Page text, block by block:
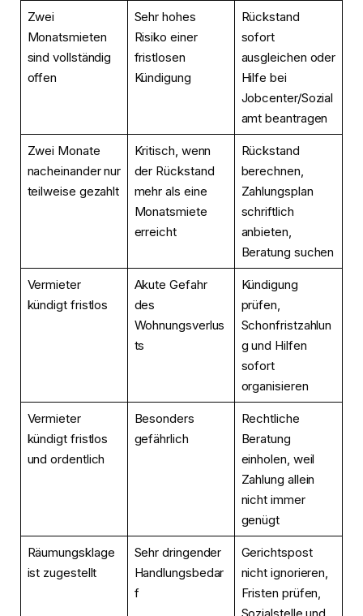
Zwei
Monatsmieten
sind vollständig
offen
Sehr hohes
Risiko einer
fristlosen
Kündigung
Rückstand
sofort
ausgleichen oder
Hilfe bei
Jobcenter/Sozial
amt beantragen
Zwei Monate
nacheinander nur
teilweise gezahlt
Kritisch, wenn
der Rückstand
mehr als eine
Monatsmiete
erreicht
Rückstand
berechnen,
Zahlungsplan
schriftlich
anbieten,
Beratung suchen
Vermieter
kündigt fristlos
Akute Gefahr
des
Wohnungsverlus
ts
Kündigung
prüfen,
Schonfristzahlun
g und Hilfen
sofort
organisieren
Vermieter
kündigt fristlos
und ordentlich
Besonders
gefährlich
Rechtliche
Beratung
einholen, weil
Zahlung allein
nicht immer
genügt
Räumungsklage
ist zugestellt
Sehr dringender
Handlungsbedar
f
Gerichtspost
nicht ignorieren,
Fristen prüfen,